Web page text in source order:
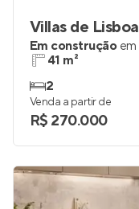
Villas de Lisboa
Em construção em
41 m²
2
Venda a partir de
R$ 270.000